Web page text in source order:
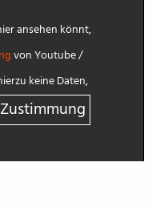
ansehen könnt,
von Youtube /
keine Daten,
Zustimmung